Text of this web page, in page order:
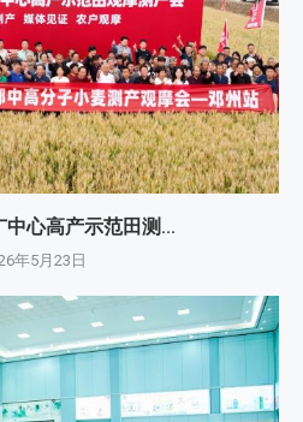
心高产示范田测...
年5月23日